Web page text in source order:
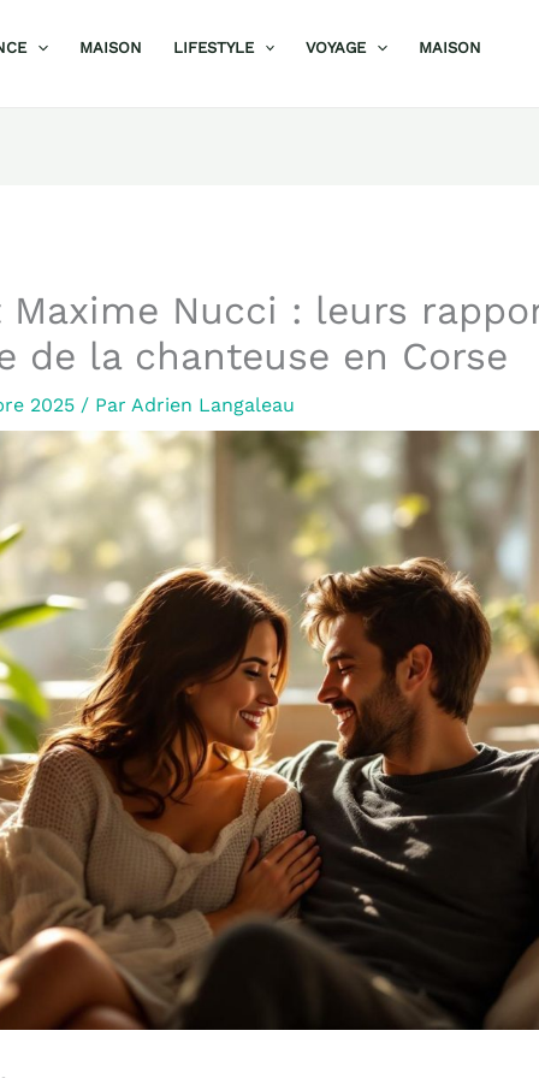
MAISON LIFESTYLE VOYAGE MAISON
Nucci : leurs
de la chanteuse en Corse
2025 / Par Adrien Langaleau